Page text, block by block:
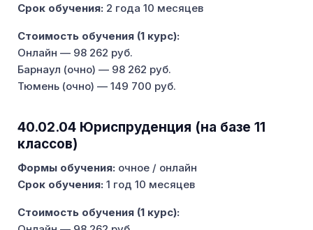
Срок обучения: 2 года 10 месяцев
Стоимость обучения (1 курс):
Онлайн — 98 262 руб.
Барнаул (очно) — 98 262 руб.
Тюмень (очно) — 149 700 руб.
40.02.04 Юриспруденция (на базе 11
классов)
Формы обучения: очное / онлайн
Срок обучения: 1 год 10 месяцев
Стоимость обучения (1 курс):